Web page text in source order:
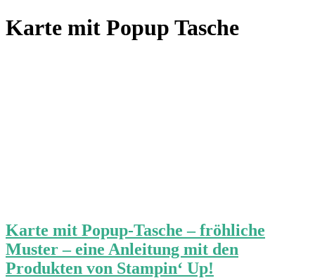
Karte mit Popup Tasche
Karte mit Popup-Tasche – fröhliche
Muster – eine Anleitung mit den
Produkten von Stampin‘ Up!